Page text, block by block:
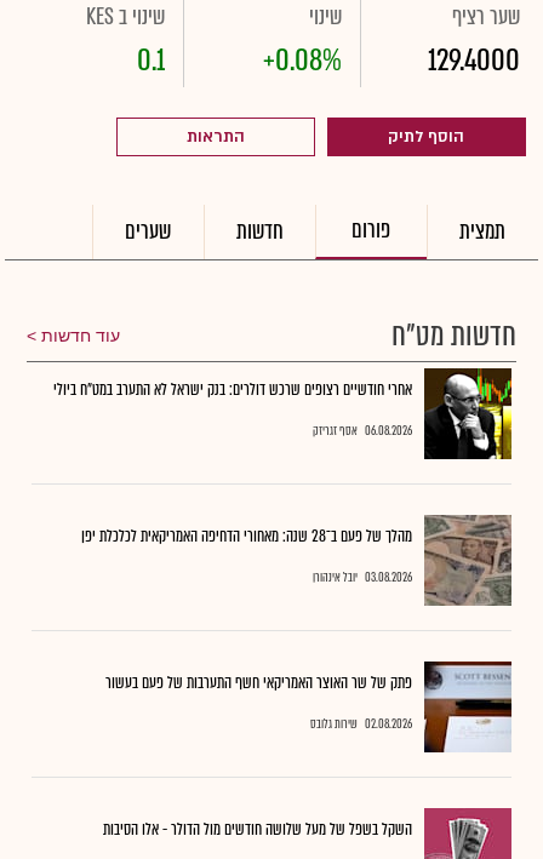
שער רציף
129.4000
שינוי
+0.08%
שינוי ב KES
0.1
הוסף לתיק התראות
תמצית פורום חדשות שערים
חדשות מט"ח עוד חדשות
אחרי חודשיים רצופים שרכש דולרים: בנק ישראל לא התערב במט"ח ביולי
06.08.2026 אסף זגריזק
מהלך של פעם ב־28 שנה: מאחורי הדחיפה האמריקאית לכלכלת יפן
03.08.2026 יובל אינהורן
פתק של שר האוצר האמריקאי חשף התערבות של פעם בעשור
02.08.2026 שירות גלובס
השקל בשפל של מעל שלושה חודשים מול הדולר - אלו הסיבות